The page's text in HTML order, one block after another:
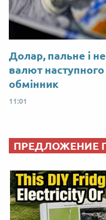
Долар, пальне і
валют наступного
обмінник
11:01
ПРЕДЛОЖЕНИЕ